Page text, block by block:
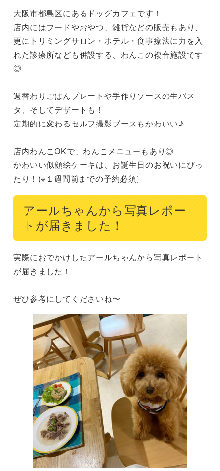
大阪市都島区にあるドッグカフェです！
店内にはフードやおやつ、雑貨などの販売もあり、
更にトリミングサロン・ホテル・食事療法に力を入
れた診療所なども併設する、わんこの複合施設です
◎
週替わりごはんプレートや手作りソースの生パス
タ、そしてデザートも！
定期的に変わるセルフ撮影ブースもかわいい♪
店内わんこOKで、わんこメニューもあり◎
かわいい似顔絵ケーキは、お誕生日のお祝いにぴっ
たり！(※１週間前までの予約必須)
アールちゃんから写真レポー
トが届きました！
実際におでかけしたアールちゃんから写真レポート
が届きました！
ぜひ参考にしてくださいね〜